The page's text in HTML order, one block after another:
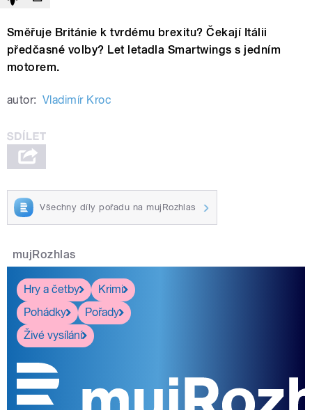
Směřuje Británie k tvrdému brexitu? Čekají Itálii
předčasné volby? Let letadla Smartwings s jedním
motorem.
autor: Vladimír Kroc
Všechny díly pořadu na mujRozhlas
mujRozhlas
Hry a četby
Krimi
Pohádky
Pořady
Živé vysílání